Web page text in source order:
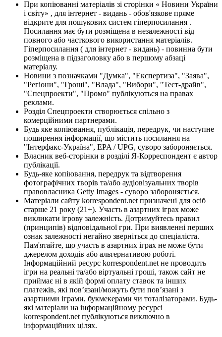
При копіюванні матеріалів зі сторінки « Новини України
і світу» , для інтернет - видань - обов'язкове пряме
відкрите для пошукових систем гіперпосилання .
Посилання має бути розміщена в незалежності від
повного або часткового використання матеріалів.
Гіперпосилання ( для інтернет - видань) - повинна бути
розміщена в підзаголовку або в першому абзаці
матеріалу.
Новини з позначками "Думка", "Експертиза", "Заява",
"Регіони", "Гроші", "Влада", "Вибори", "Тест-драйв",
"Спецпроекти", "Промо" публікуються на правах
реклами.
Розділ Спецпроекти створюється спільно з
комерційними партнерами.
Будь яке копіювання, публікація, передрук, чи наступне
поширення інформації, що містить посилання на
"Інтерфакс-Україна", EPA / UPG, суворо забороняється.
Власник веб-сторінки в розділі Я-Корреспондент є автор
публікації.
Будь-яке копіювання, передрук та відтворення
фотографічних творів та/або аудіовізуальних творів
правовласника Getty Images - суворо забороняється.
Матеріали сайту korrespondent.net призначені для осіб
старше 21 року (21+). Участь в азартних іграх може
викликати ігрову залежність. Дотримуйтесь правил
(принципів) відповідальної гри. При виявленні перших
ознак залежності негайно зверніться до спеціаліста.
Пам'ятайте, що участь в азартних іграх не може бути
джерелом доходів або альтернативою роботі.
Інформаційний ресурс korrespondent.net не проводить
ігри на реальні та/або віртуальні гроші, також сайт не
приймає ні в якій формі оплату ставок та інших
платежів, які пов’язані/можуть бути пов’язані з
азартними іграми, букмекерами чи тоталізаторами. Будь-
які матеріали на інформаційному ресурсі
korrespondent.net публікуються виключно в
інформаційних цілях.